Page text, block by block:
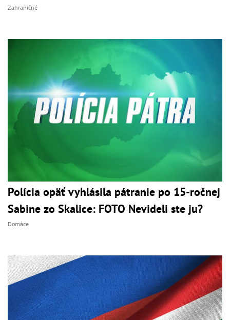
Zahraničné
Polícia opäť vyhlásila pátranie po 15-ročnej
Sabine zo Skalice: FOTO Nevideli ste ju?
Domáce